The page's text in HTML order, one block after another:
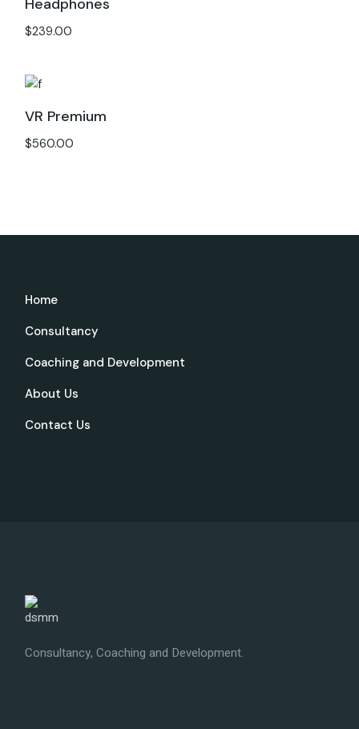
Headphones
$239.00
VR Premium
$560.00
Home
Consultancy
Coaching and Development
About Us
Contact Us
Consultancy, Coaching and Development.